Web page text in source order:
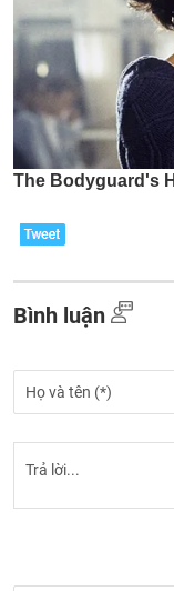
Bình luận